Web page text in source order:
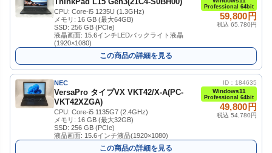
CPU: Core-i5 1235U (1.3GHz)
メモリ: 16 GB (最大64GB)
SSD: 256 GB (PCIe)
液晶画面: 15.6インチLEDバックライト液晶
(1920×1080)
Professional 64bit
59,800円
税込 65,780円
この商品の詳細を見る
NEC
VersaPro タイプVX VKT42/X-A(PC-
VKT42XZGA)
CPU: Core-i5 1135G7 (2.4GHz)
メモリ: 16 GB (最大32GB)
SSD: 256 GB (PCIe)
液晶画面: 15.6インチ液晶(1920×1080)
ID：184635
Windows11
Professional 64bit
49,800円
税込 54,780円
この商品の詳細を見る